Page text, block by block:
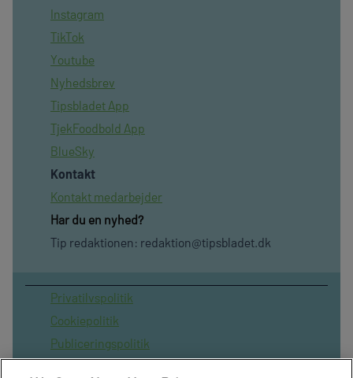
Instagram
TikTok
Youtube
Nyhedsbrev
Tipsbladet App
TjekFoodbold App
BlueSky
Kontakt
Kontakt medarbejder
Har du en nyhed?
Tip redaktionen: redaktion@tipsbladet.dk
Privatilvspolitik
Cookiepolitik
Publiceringspolitik